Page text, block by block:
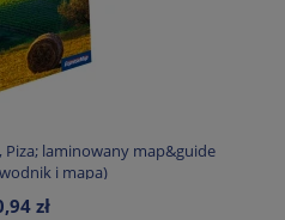
Piza; laminowany map&guide
i mapa)
zł